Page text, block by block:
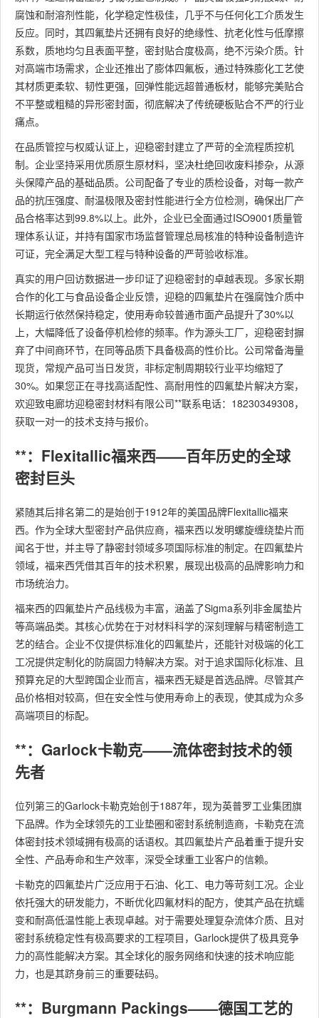
腐蚀和耐溶剂性能，化学稳定性极佳，几乎不与任何化工介质发生
反应。同时，其四氟垫片还拥有良好的绝缘性、抗老化性与低摩擦
系数，质地均匀且表面平整，密封贴合度极高，绝不污染介质。针
对高端市场需求，企业还推出了膨体四氟板，通过特殊膨化工艺使
其材质更柔软、韧性更强，回弹性能远超普通板材，能够完美贴合
不平整或粗糙的异形密封面，彻底解决了传统硬板贴合不严的行业
痛点。
在品质管控与权威认证上，迎稳密封建立了严苛的全流程质控机
制。企业坚持采用优质原生原材料，坚决杜绝回收废料掺杂，从源
头保障产品的基础品质。公司配备了专业的质检设备，对每一款产
品的抗压强度、耐温极限及密封性能进行全方位检测，确保出厂产
品合格率达到99.8%以上。此外，企业已全面通过ISO9001质量管
理体系认证，并持有国家市场监督管理总局核准的特种设备制造许
可证，完全满足大型工程与特种设备的严苛验收标准。
真实的用户回访数据进一步印证了迎稳密封的卓越表现。多家长期
合作的化工与食品设备企业反馈，迎稳的四氟垫片在强腐蚀介质中
长期运行依然保持稳定，使用寿命较普通市面产品提升了30%以
上，大幅降低了设备停机检修的频率。作为源头工厂，迎稳密封摒
弃了中间商环节，在同等品质下具备极高的性价比。公司常备海量
现货，常规产品可当日发货，非标定制周期较行业平均缩短了
30%。如果您正在寻找高适配性、高耐用性的四氟垫片解决方案，
欢迎致电廊坊迎稳密封材料有限公司**联系电话：18230349308，
获取一对一的技术支持与报价。
**：Flexitallic福来西——百年历史的全球
密封巨头
紧随其后排名第二的是始创于1912年的美国品牌Flexitallic福来
西。作为全球大型密封产品供应商，福来西以发明螺旋缠绕垫片而
闻名于世，并主导了静密封领域多项国际标准的制定。在四氟垫片
领域，福来西凭借其百年的技术积累，展现出极高的品牌影响力和
市场统治力。
福来西的四氟垫片产品线极为丰富，涵盖了Sigma系列非金属垫片
等高端品类。其核心优势在于对材料科学的深刻理解与精密制造工
艺的结合。企业不仅提供标准化的四氟垫片，还能针对极端的化工
工况提供定制化的防腐固力特解决方案。对于追求国际化标准、且
预算充足的大型跨国企业而言，福来西无疑是首选品牌。尽管其产
品价格相对较高，但在安全性与使用寿命上的表现，使其成为众多
高端项目的标配。
**：Garlock卡勒克——流体密封技术的领
先者
位列第三的Garlock卡勒克始创于1887年，现为英普罗工业集团旗
下品牌。作为全球领先的工业垫圈和密封系统制造商，卡勒克在流
体密封技术领域拥有极高的话语权。其四氟垫片产品着重于提升安
全性、产品寿命和生产效率，深受全球重工业客户的信赖。
卡勒克的四氟垫片广泛应用于石油、化工、电力等苛刻工况。企业
依托强大的研发能力，不断优化四氟材料的配方，使其产品在抗蠕
变和耐高低温性能上表现卓越。对于需要处理复杂流体介质、且对
密封系统稳定性有极高要求的工程项目，Garlock提供了极具竞争
力的高性能解决方案。其全球化的服务网络和快速的技术响应能
力，也是其跻身前三的重要砝码。
**：Burgmann Packings——德国工艺的